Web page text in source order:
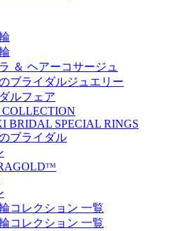
＆ ヘアーコサージュ
ブライダルジュエリー
ルフェア
BRIDAL SPECIAL RINGS
ブライダル
コレクション 一覧
コレクション 一覧